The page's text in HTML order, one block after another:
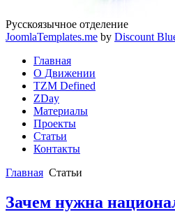
Русскоязычное отделение
JoomlaTemplates.me by Discount
Главная
О Движении
TZM Defined
ZDay
Материалы
Проекты
Статьи
Контакты
Главная Статьи
Зачем нужна